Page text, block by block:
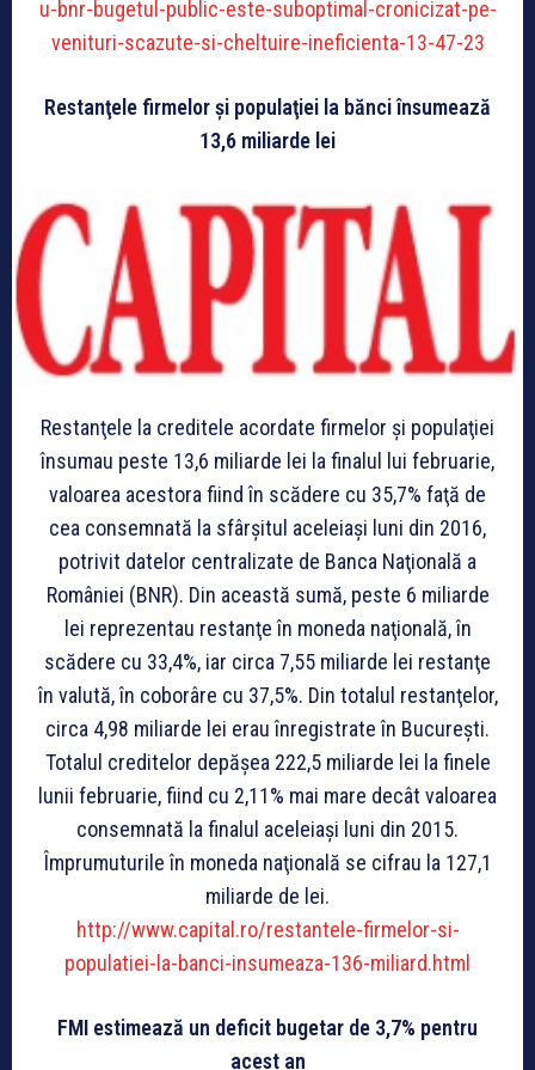
u-bnr-bugetul-public-este-suboptimal-cronicizat-pe-
venituri-scazute-si-cheltuire-ineficienta-13-47-23
Restanţele firmelor şi populaţiei la bănci însumează
13,6 miliarde lei
Restanţele la creditele acordate firmelor şi populaţiei
însumau peste 13,6 miliarde lei la finalul lui februarie,
valoarea acestora fiind în scădere cu 35,7% faţă de
cea consemnată la sfârşitul aceleiaşi luni din 2016,
potrivit datelor centralizate de Banca Naţională a
României (BNR). Din această sumă, peste 6 miliarde
lei reprezentau restanţe în moneda naţională, în
scădere cu 33,4%, iar circa 7,55 miliarde lei restanţe
în valută, în coborâre cu 37,5%. Din totalul restanţelor,
circa 4,98 miliarde lei erau înregistrate în Bucureşti.
Totalul creditelor depăşea 222,5 miliarde lei la finele
lunii februarie, fiind cu 2,11% mai mare decât valoarea
consemnată la finalul aceleiaşi luni din 2015.
Împrumuturile în moneda naţională se cifrau la 127,1
miliarde de lei.
http://www.capital.ro/restantele-firmelor-si-
populatiei-la-banci-insumeaza-136-miliard.html
FMI estimează un deficit bugetar de 3,7% pentru
acest an